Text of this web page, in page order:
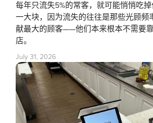
每年只流失5%的常客，就可能悄悄吃
一大块，因为流失的往往是那些光顾频
献最大的顾客——他们本来根本不需要
店。
July 31, 2026